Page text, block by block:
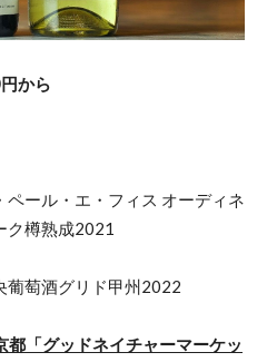
から
ペール・エ・フィス オーディネ
ク樽熟成2021
葡萄酒グリド甲州2022
都「グッドネイチャーマーケッ